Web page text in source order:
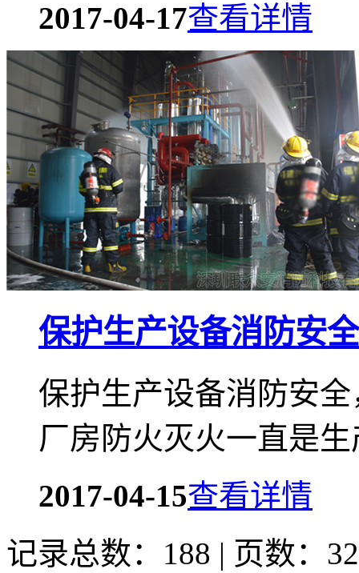
2017-04-17查看详情
保护生产设备消防安
保护生产设备消防安
厂房防火灭火一直是
2017-04-15查看详情
记录总数：188 | 页数：32